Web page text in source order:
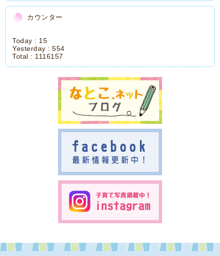
カウンター
Today : 15
Yesterday :554
Total : 1116157